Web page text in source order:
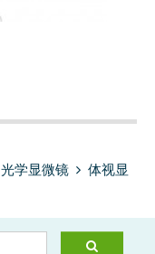
光学显微镜
体视显